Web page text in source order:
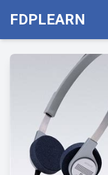
FDPLEARN